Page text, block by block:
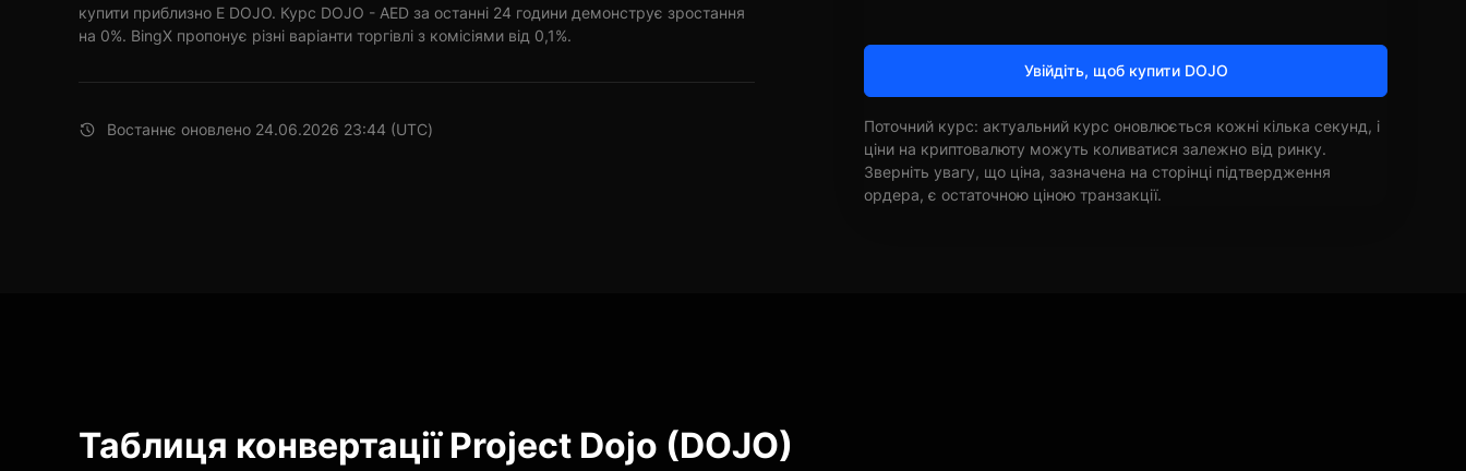
купити приблизно E DOJO. Курс DOJO - AED за останні 24 години демонструє зростання
на 0%. BingX пропонує різні варіанти торгівлі з комісіями від 0,1%.
Востаннє оновлено 24.06.2026 23:44 (UTC)
Увійдіть, щоб купити DOJO
Поточний курс: актуальний курс оновлюється кожні кілька секунд, і
ціни на криптовалюту можуть коливатися залежно від ринку.
Зверніть увагу, що ціна, зазначена на сторінці підтвердження
ордера, є остаточною ціною транзакції.
Таблиця конвертації Project Dojo (DOJO)